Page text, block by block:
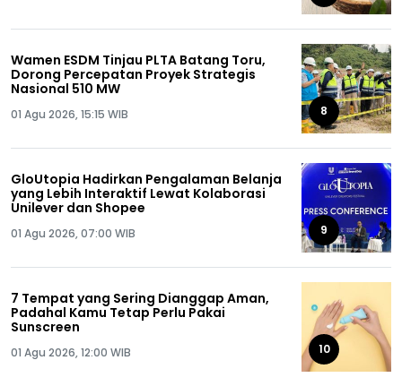
Wamen ESDM Tinjau PLTA Batang Toru,
Dorong Percepatan Proyek Strategis
Nasional 510 MW
01 Agu 2026, 15:15 WIB 8
GloUtopia Hadirkan Pengalaman Belanja
yang Lebih Interaktif Lewat Kolaborasi
Unilever dan Shopee
01 Agu 2026, 07:00 WIB 9
7 Tempat yang Sering Dianggap Aman,
Padahal Kamu Tetap Perlu Pakai
Sunscreen
01 Agu 2026, 12:00 WIB 10